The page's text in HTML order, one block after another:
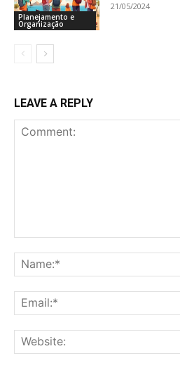
Planejamento e
Organização
21/05/2024
LEAVE A REPLY